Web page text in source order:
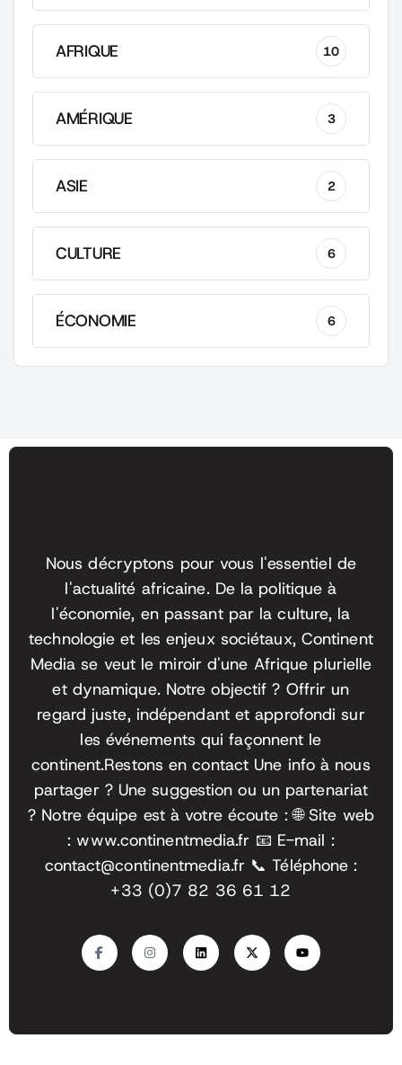
AFRIQUE 10
AMÉRIQUE 3
ASIE 2
CULTURE 6
ÉCONOMIE 6
Nous décryptons pour vous l'essentiel de
l'actualité africaine. De la politique à
l'économie, en passant par la culture, la
technologie et les enjeux sociétaux, Continent
Media se veut le miroir d'une Afrique plurielle
et dynamique. Notre objectif ? Offrir un
regard juste, indépendant et approfondi sur
les événements qui façonnent le
continent.Restons en contact Une info à nous
partager ? Une suggestion ou un partenariat
? Notre équipe est à votre écoute :🌐 Site web
: www.continentmedia.fr 📧 E-mail :
contact@continentmedia.fr 📞 Téléphone :
+33 (0)7 82 36 61 12